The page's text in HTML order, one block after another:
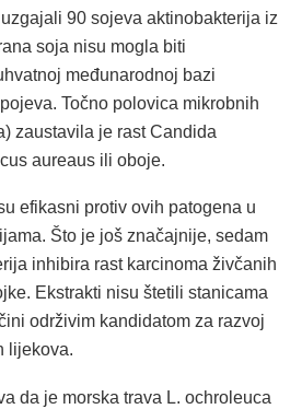
90 sojeva aktinobakterija iz
soja nisu mogla biti
međunarodnoj bazi
Točno polovica mikrobnih
zaustavila je rast Candida
aureaus ili oboje.
efikasni protiv ovih patogena u
Što je još značajnije, sedam
inhibira rast karcinoma živčanih
Ekstrakti nisu štetili stanicama
održivim kandidatom za razvoj
lijekova.
da je morska trava L. ochroleuca